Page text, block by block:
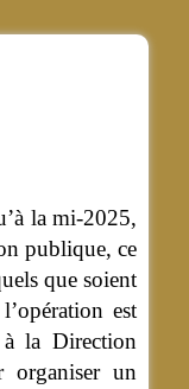
la mi-2025,
publique, ce
que soient
est
à la Direction
organiser un